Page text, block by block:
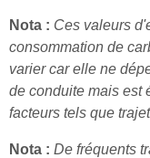
Nota : Ces valeurs
consommation de
varier car elle ne
de conduite mais est
facteurs tels que
Nota : De fréquents